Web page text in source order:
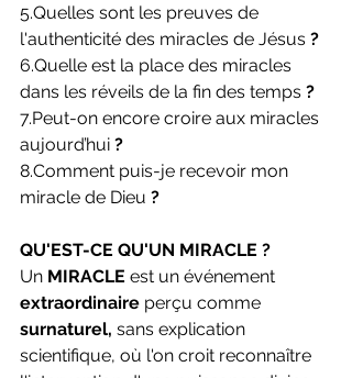
5.Quelles sont les preuves de
l'authenticité des miracles de Jésus ?
6.Quelle est la place des miracles
dans les réveils de la fin des temps ?
7.Peut-on encore croire aux miracles
aujourd’hui ?
8.Comment puis-je recevoir mon
miracle de Dieu ?
QU'EST-CE QU'UN MIRACLE ?
Un MIRACLE est un événement
extraordinaire perçu comme
surnaturel, sans explication
scientifique, où l'on croit reconnaître